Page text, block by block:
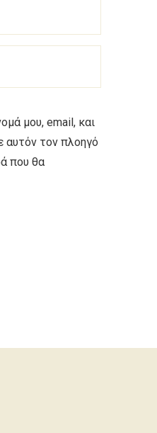
μου, email, και
αυτόν τον πλοηγό
που θα